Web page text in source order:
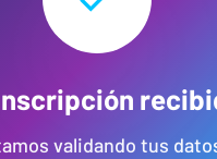
validando tus